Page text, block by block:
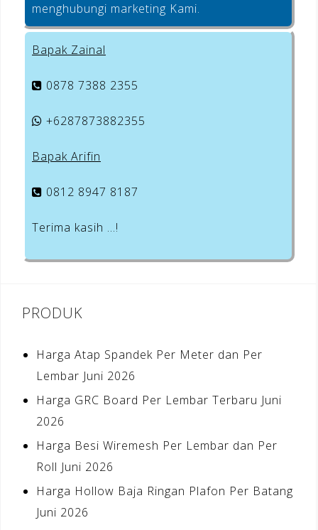
menghubungi marketing Kami.
Bapak Zainal
0878 7388 2355
+6287873882355
Bapak Arifin
0812 8947 8187
Terima kasih …!
PRODUK
Harga Atap Spandek Per Meter dan Per
Lembar Juni 2026
Harga GRC Board Per Lembar Terbaru Juni
2026
Harga Besi Wiremesh Per Lembar dan Per
Roll Juni 2026
Harga Hollow Baja Ringan Plafon Per Batang
Juni 2026